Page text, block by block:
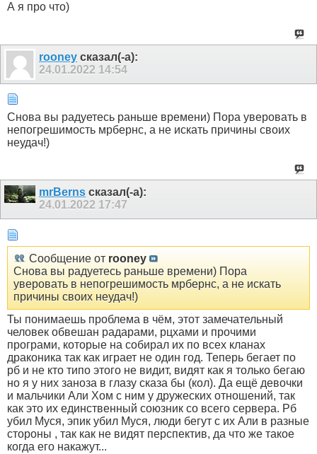
А я про что)
rooney сказал(-а):
24.01.2022 14:54
Снова вы радуетесь раньше времени) Пора уверовать в
непогрешимость мрбернс, а не искать причины своих
неудач!)
mrBerns сказал(-а):
24.01.2022 17:47
Сообщение от rooney
Снова вы радуетесь раньше времени) Пора
уверовать в непогрешимость мрбернс, а не искать
причины своих неудач!)
Ты понимаешь проблема в чём, этот замечательный
человек обвешан радарами, рцхами и прочими
програми, которые на собирал их по всех кланах
драконика так как играет не один год. Теперь бегает по
рб и не кто типо этого не видит, видят как я только бегаю
но я у них заноза в глазу сказа бы (кол). Да ещё девочки
и мальчики Али Хом с ним у дружеских отношений, так
как это их единственный союзник со всего сервера. Рб
убил Муся, эпик убил Муся, люди бегут с их Али в разные
стороны , так как не видят перспектив, да что же такое
когда его накажут...